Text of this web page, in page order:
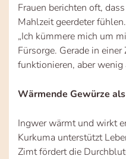
Frauen berichten oft,
Mahlzeit geerdeter
„Ich kümmere mich um
Fürsorge. Gerade in
funktionieren, aber wenig
Wärmende Gewürze
Ingwer wärmt und wirkt
Kurkuma unterstützt
Zimt fördert die